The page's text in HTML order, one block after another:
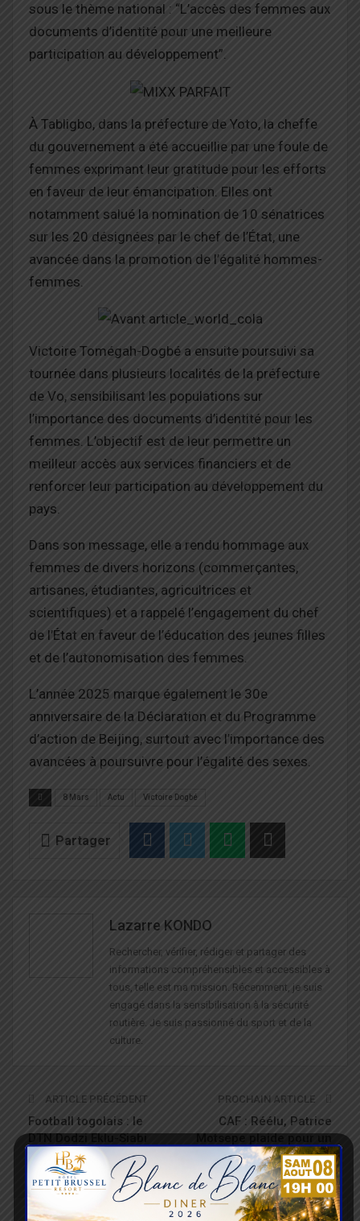
sous le thème national : “L’accès des femmes aux
documents d’identité pour une meilleure
participation au développement”.
À Tabligbo, dans la préfecture de Yoto, la cheffe
du gouvernement a été accueillie par une foule de
femmes exprimant leur gratitude pour les efforts
en faveur de leur émancipation. Elles ont
notamment salué la nomination de 10 sénatrices
sur les 20 désignées par le chef de l’État, une
avancée dans la promotion de l’égalité hommes-
femmes.
Victoire Tomégah-Dogbé a ensuite poursuivi sa
tournée dans plusieurs localités de la préfecture
de Vo, sensibilisant les populations sur
l’importance des documents d’identité pour les
femmes. L’objectif est de leur permettre un
meilleur accès aux services financiers et de
renforcer leur participation au développement du
pays.
Dans son message, elle a rendu hommage aux
femmes de divers horizons (commerçantes,
artisanes, étudiantes, agricultrices et
scientifiques) et a rappelé l’engagement du chef
de l’État en faveur de l’éducation des jeunes filles
et de l’autonomisation des femmes.
L’année 2025 marque également le 30e
anniversaire de la Déclaration et du Programme
d’action de Beijing, surtout avec l’importance des
avancées à poursuivre pour l’égalité des sexes.
8 Mars Actu Victoire Dogbé
Partager
Lazarre KONDO
Rechercher, vérifier, rédiger et partager des
informations compréhensibles et accessibles à
tous, telle est ma mission. Récemment, je suis
engagé dans la sensibilisation à la sécurité
routière. Je suis passionné du sport et de la
culture.
ARTICLE PRÉCÉDENT
Football togolais : le
attend beaucoup des
sélectionneurs
PROCHAIN ARTICLE
CAF : Réélu, Patrice
meilleur soutien au
football africain
VOUS POURRIEZ AUSSI AIMER